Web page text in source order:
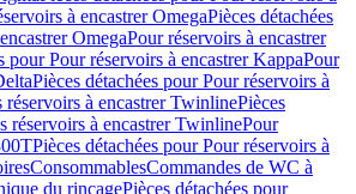
à encastrer OmegaPièces détachées
OmegaPour réservoirs à encastrer
pour Pour réservoirs à encastrer KappaPour
Pièces détachées pour Pour réservoirs à
réservoirs à encastrer TwinlinePièces
réservoirs à encastrer TwinlinePour
Pièces détachées pour Pour réservoirs à
ConsommablesCommandes de WC à
du rinçagePièces détachées pour